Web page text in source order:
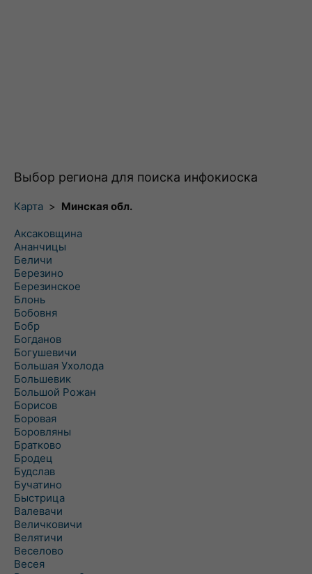
Выбор региона для поиска инфокиоска
Карта > Минская обл.
Аксаковщина
Ананчицы
Беличи
Березино
Березинское
Блонь
Бобовня
Бобр
Богданов
Богушевичи
Большая Ухолода
Большевик
Большой Рожан
Борисов
Боровая
Боровляны
Братково
Бродец
Будслав
Бучатино
Быстрица
Валевачи
Величковичи
Велятичи
Веселово
Весея